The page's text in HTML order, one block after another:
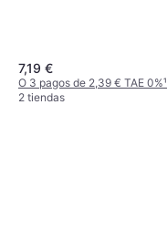
7,19 €
O 3 pagos de 2,39 € TAE 0%¹
2 tiendas